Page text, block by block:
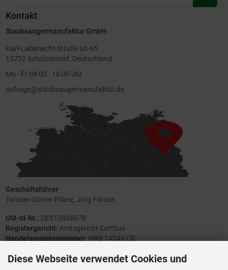
Kontakt
Staubsaugermanufaktur GmbH
Karl-Liebknecht-Straße 63-65
15732 Schulzendorf, Deutschland
Mo - Fr 08:00 - 16:00 Uhr
anfrage@staubsaugermanufaktur.de
Geschäftsführer
Torsten Günter Pfanz, Jörg Förster
USt-Id-Nr.: DE815836070
Registergericht: Amtsgericht Cottbus
Handelsregisternummer: HRB 14248 CB
Diese Webseite verwendet Cookies und